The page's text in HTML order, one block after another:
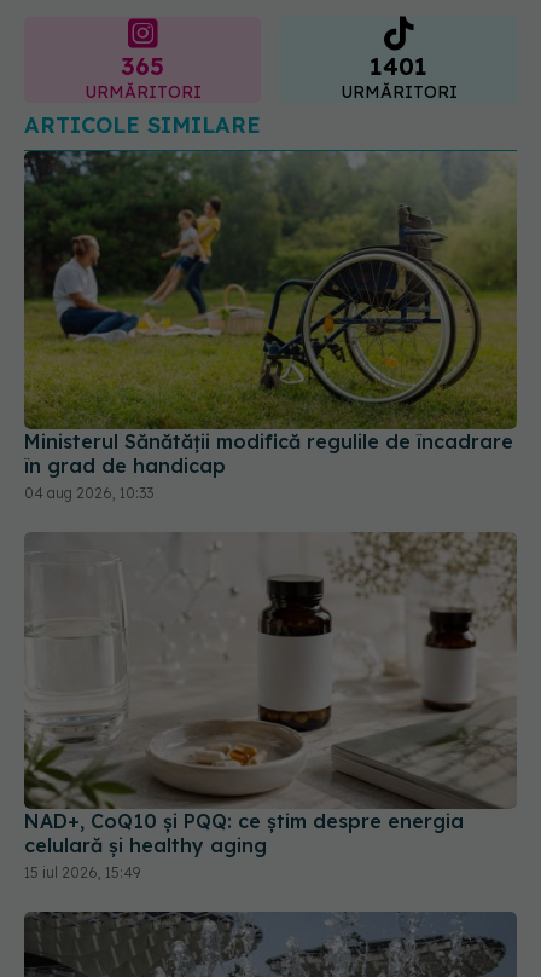
365
URMĂRITORI
1401
URMĂRITORI
ARTICOLE SIMILARE
Ministerul Sănătății modifică regulile de încadrare
în grad de handicap
04 aug 2026, 10:33
NAD+, CoQ10 și PQQ: ce știm despre energia
celulară și healthy aging
15 iul 2026, 15:49